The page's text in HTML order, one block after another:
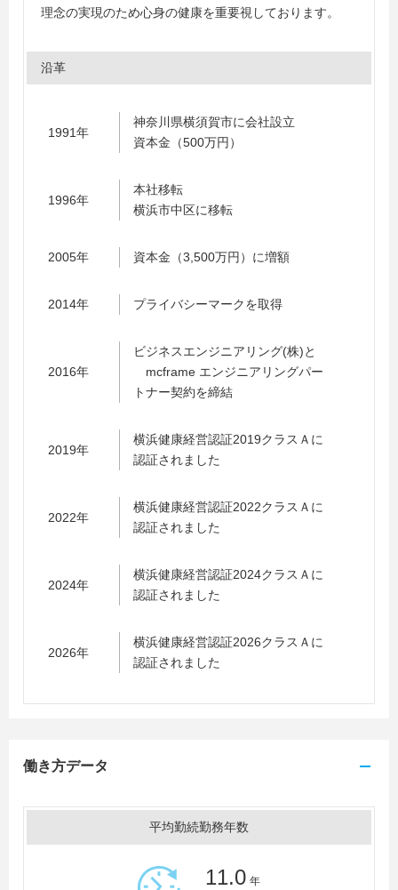
理念の実現のため心身の健康を重要視しております。
沿革
1991年
神奈川県横須賀市に会社設立
資本金（500万円）
1996年
本社移転
横浜市中区に移転
2005年 資本金（3,500万円）に増額
2014年 プライバシーマークを取得
2016年
ビジネスエンジニアリング(株)と
mcframe エンジニアリングパー
トナー契約を締結
2019年
横浜健康経営認証2019クラスＡに
認証されました
2022年
横浜健康経営認証2022クラスＡに
認証されました
2024年
横浜健康経営認証2024クラスＡに
認証されました
2026年
横浜健康経営認証2026クラスＡに
認証されました
働き方データ
平均勤続勤務年数
11.0 年